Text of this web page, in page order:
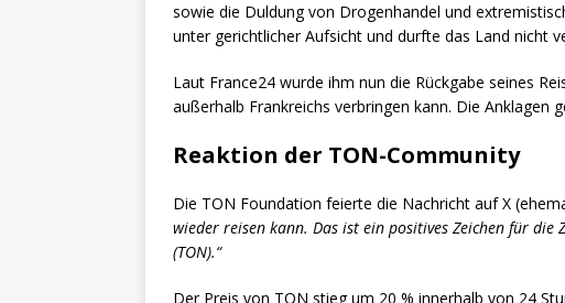
sowie die Duldung von Drogenhandel und
unter gerichtlicher Aufsicht und durfte das Land nicht
Laut France24 wurde ihm nun die Rückgabe seines
außerhalb Frankreichs verbringen kann. Die Anklagen
Reaktion der TON-Community
Die TON Foundation feierte die Nachricht auf X
wieder reisen kann. Das ist ein positives Zeichen für die
(TON).“
Der Preis von TON stieg um 20 % innerhalb von 24